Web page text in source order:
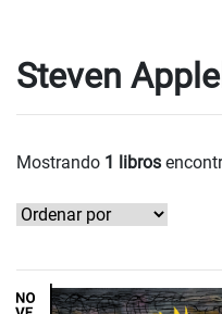
Steven
Mostrando 1 libros